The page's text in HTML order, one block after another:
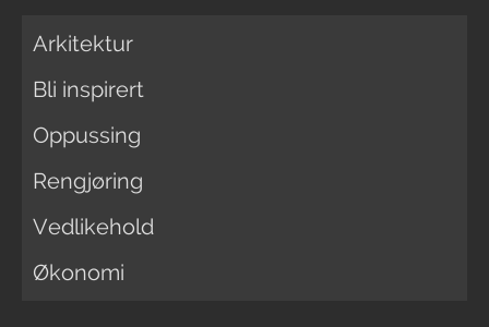
Arkitektur
Bli inspirert
Oppussing
Rengjøring
Vedlikehold
Økonomi